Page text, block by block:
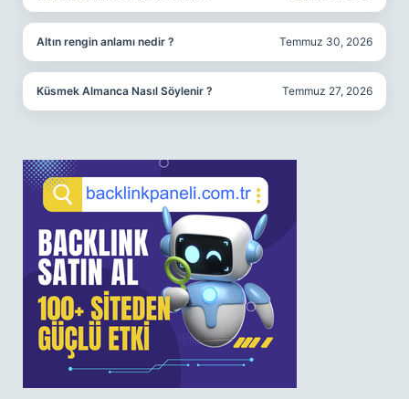
Altın rengin anlamı nedir ? Temmuz 30, 2026
Küsmek Almanca Nasıl Söylenir ? Temmuz 27, 2026